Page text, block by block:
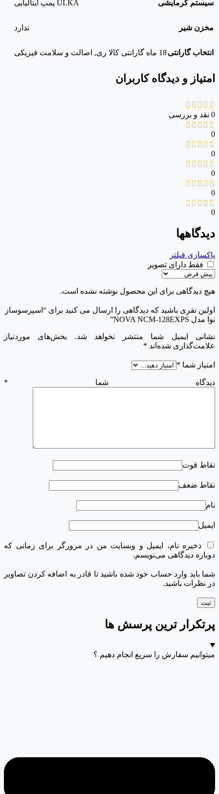
سیستم گرمایشی ULKA پمپ ایتالیایی
مخزن شیر ندارد
انتخاب گارانتی18 ماه گارانتی کالا ری , اصالت و سلامت فیزیکی
امتیاز و دیدگاه کاربران
0 نقد و بررسی
0
0
0
0
0
دیدگاهها
پاکسازی فیلتر
فقط دارای تصویر
هیچ دیدگاهی برای این محصول نوشته نشده است.
اولین نفری باشید که دیدگاهی را ارسال می کنید برای “اسپرسوساز
نوا مدل NOVA NCM-128EXPS”
نشانی ایمیل شما منتشر نخواهد شد.
بخش‌های موردنیاز
علامت‌گذاری شده‌اند *
امتیاز شما *
دیدگاه شما *
نقاط قوت
نقاط ضعف
نام
ایمیل
ذخیره نام، ایمیل و وبسایت من در مرورگر برای زمانی که
دوباره دیدگاهی می‌نویسم.
شما باید وارد حساب خود شده باشید تا قادر به اضافه کردن تصاویر
در نظرات باشید.
پرتکرار ترین پرسش ها
میتوانیم سفارش را سریع انجام دهیم ؟